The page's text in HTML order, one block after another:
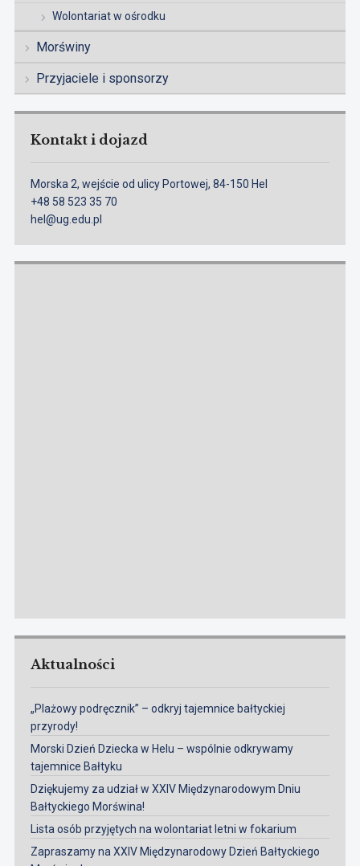
Wolontariat w ośrodku
Morświny
Przyjaciele i sponsorzy
Kontakt i dojazd
Morska 2, wejście od ulicy Portowej, 84-150 Hel
+48 58 523 35 70
hel@ug.edu.pl
Aktualności
„Plażowy podręcznik” – odkryj tajemnice bałtyckiej
przyrody!
Morski Dzień Dziecka w Helu – wspólnie odkrywamy
tajemnice Bałtyku
Dziękujemy za udział w XXIV Międzynarodowym Dniu
Bałtyckiego Morświna!
Lista osób przyjętych na wolontariat letni w fokarium
Zapraszamy na XXIV Międzynarodowy Dzień Bałtyckiego